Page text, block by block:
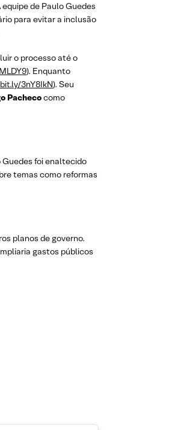
de Paulo Guedes
para evitar a inclusão
o processo até o
). Enquanto
3nY8IkN). Seu
Pachecocomo
Guedes foi enaltecido
temas como reformas
planos de governo.
gastos públicos